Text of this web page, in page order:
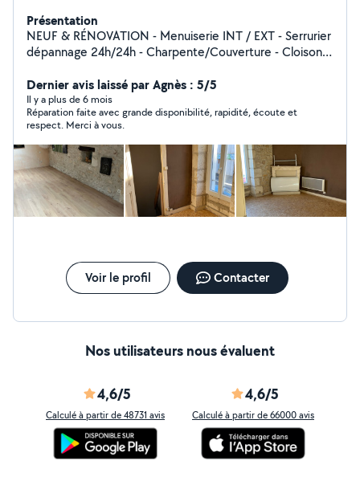
Présentation
NEUF & RÉNOVATION - Menuiserie INT / EXT - Serrurier
dépannage 24h/24h - Charpente/Couverture - Cloisons
Dernier avis laissé par Agnès : 5/5
Il y a plus de 6 mois
Réparation faite avec grande disponibilité, rapidité, écoute et
respect. Merci à vous.
Voir le profil Contacter
Nos utilisateurs nous évaluent
4,6/5
Calculé à partir de 48731 avis
4,6/5
Calculé à partir de 66000 avis